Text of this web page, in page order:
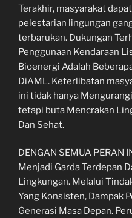
Terakhir, masyarakat
pelestarian lingungan
terbarukan. Dukungan
Penggunaan Kendaraan
Bioenergi Adalah
DiAML. Keterlibatan
ini tidak hanya
tetapi buta Mencrakan
Dan Sehat.
DENGAN SEMUA PERAN
Menjadi Garda Terdepan
Lingkungan. Melalui
Yang Konsisten, Dampak
Generasi Masa Depan.